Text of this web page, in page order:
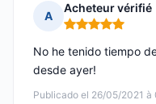
A
Acheteur vérifié
Nota: 5 de 5
Publicado el 26/05/2021 à
No he tenido tiempo
desde ayer!